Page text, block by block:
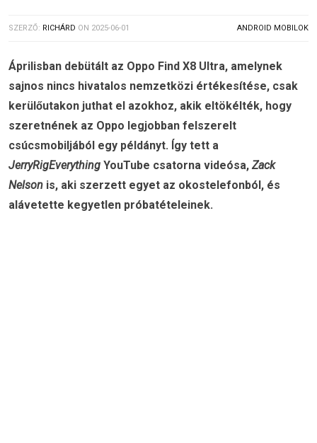
SZERZŐ: RICHÁRD ON 2025-06-01 ANDROID MOBILOK
Áprilisban debütált az Oppo Find X8 Ultra, amelynek
sajnos nincs hivatalos nemzetközi értékesítése, csak
kerülőutakon juthat el azokhoz, akik eltökélték, hogy
szeretnének az Oppo legjobban felszerelt
csúcsmobiljából egy példányt. Így tett a
JerryRigEverything YouTube csatorna videósa,Zack
Nelson is, aki szerzett egyet az okostelefonból, és
alávetette kegyetlen próbatételeinek.